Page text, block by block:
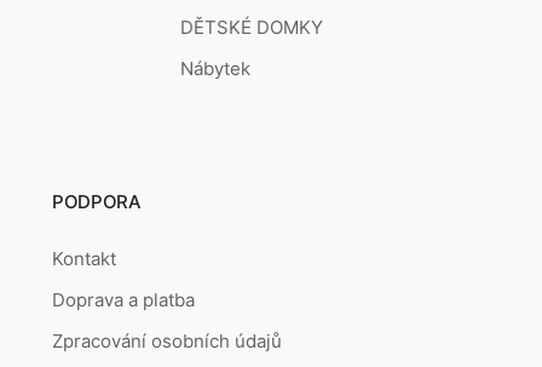
DĚTSKÉ DOMKY
Nábytek
PODPORA
Kontakt
Doprava a platba
Zpracování osobních údajů